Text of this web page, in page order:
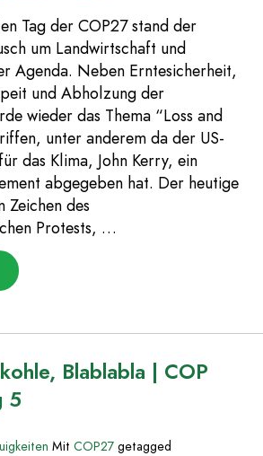
Tag der COP27 stand der
um Landwirtschaft und
Agenda. Neben Erntesicherheit,
und Abholzung der
wieder das Thema “Loss and
unter anderem da der US-
das Klima, John Kerry, ein
abgegeben hat. Der heutige
Zeichen des
Protests, …
Blablabla | COP
5
Mit COP27 getagged